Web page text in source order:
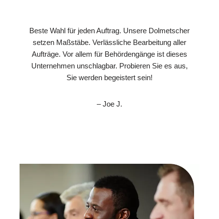
Beste Wahl für jeden Auftrag. Unsere Dolmetscher
setzen Maßstäbe. Verlässliche Bearbeitung aller
Aufträge. Vor allem für Behördengänge ist dieses
Unternehmen unschlagbar. Probieren Sie es aus,
Sie werden begeistert sein!
– Joe J.